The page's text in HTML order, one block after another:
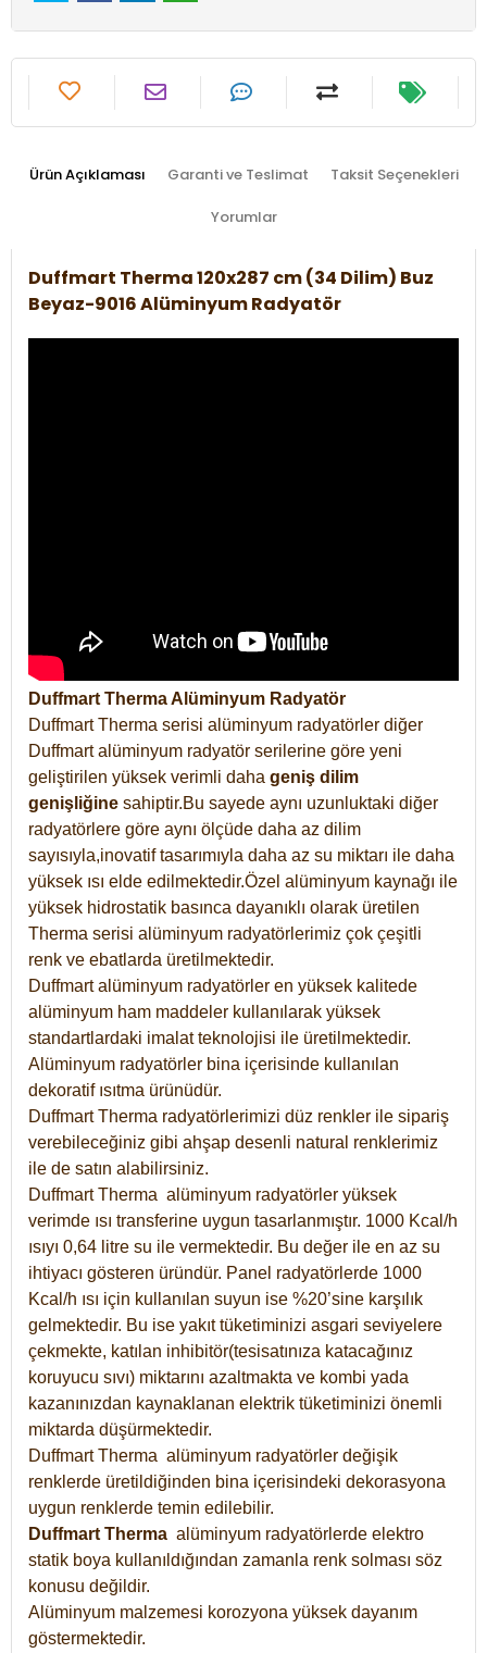
Ürün Açıklaması Garanti ve Teslimat Taksit Seçenekleri
Yorumlar
Duffmart Therma 120x287 cm (34 Dilim) Buz
Beyaz-9016 Alüminyum Radyatör
Duffmart Therma Alüminyum Radyatör
Duffmart Therma serisi alüminyum radyatörler diğer
Duffmart alüminyum radyatör serilerine göre yeni
geliştirilen yüksek verimli daha geniş dilim
genişliğine sahiptir.Bu sayede aynı uzunluktaki diğer
radyatörlere göre aynı ölçüde daha az dilim
sayısıyla,inovatif tasarımıyla daha az su miktarı ile daha
yüksek ısı elde edilmektedir.Özel alüminyum kaynağı ile
yüksek hidrostatik basınca dayanıklı olarak üretilen
Therma serisi alüminyum radyatörlerimiz çok çeşitli
renk ve ebatlarda üretilmektedir.
Duffmart alüminyum radyatörler en yüksek kalitede
alüminyum ham maddeler kullanılarak yüksek
standartlardaki imalat teknolojisi ile üretilmektedir.
Alüminyum radyatörler bina içerisinde kullanılan
dekoratif ısıtma ürünüdür.
Duffmart Therma radyatörlerimizi düz renkler ile sipariş
verebileceğiniz gibi ahşap desenli natural renklerimiz
ile de satın alabilirsiniz.
Duffmart Therma alüminyum radyatörler yüksek
verimde ısı transferine uygun tasarlanmıştır. 1000 Kcal/h
ısıyı 0,64 litre su ile vermektedir. Bu değer ile en az su
ihtiyacı gösteren üründür. Panel radyatörlerde 1000
Kcal/h ısı için kullanılan suyun ise %20’sine karşılık
gelmektedir. Bu ise yakıt tüketiminizi asgari seviyelere
çekmekte, katılan inhibitör(tesisatınıza katacağınız
koruyucu sıvı) miktarını azaltmakta ve kombi yada
kazanınızdan kaynaklanan elektrik tüketiminizi önemli
miktarda düşürmektedir.
Duffmart Therma alüminyum radyatörler değişik
renklerde üretildiğinden bina içerisindeki dekorasyona
uygun renklerde temin edilebilir.
Duffmart Therma alüminyum radyatörlerde elektro
statik boya kullanıldığından zamanla renk solması söz
konusu değildir.
Alüminyum malzemesi korozyona yüksek dayanım
göstermektedir.